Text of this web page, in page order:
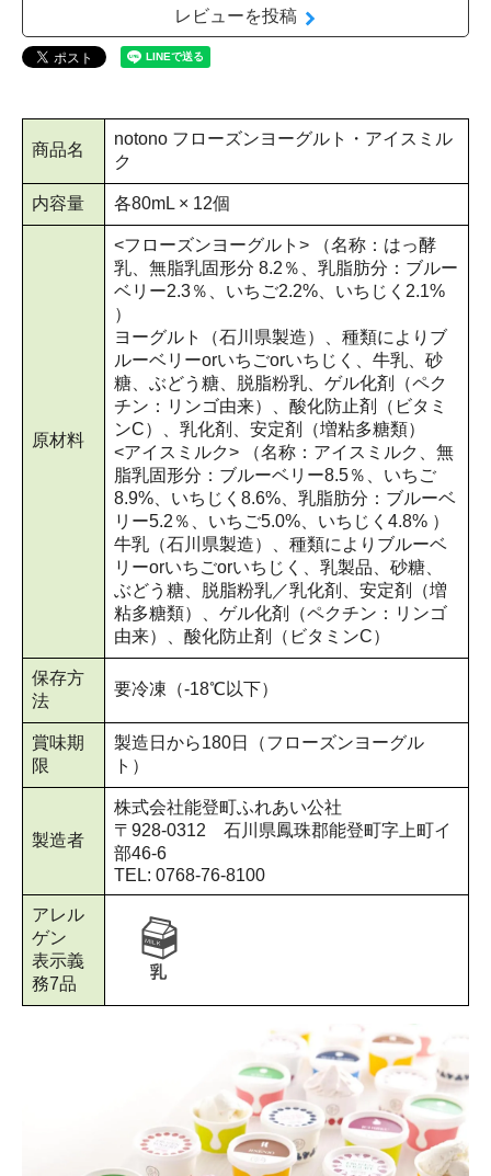
レビューを投稿
商品名
notono フローズンヨーグルト・アイスミル
ク
内容量 各80mL × 12個
原材料
<フローズンヨーグルト> （名称：はっ酵
乳、無脂乳固形分 8.2％、乳脂肪分：ブルー
ベリー2.3％、いちご2.2%、いちじく2.1%
）
ヨーグルト（石川県製造）、種類によりブ
ルーベリーorいちごorいちじく、牛乳、砂
糖、ぶどう糖、脱脂粉乳、ゲル化剤（ペク
チン：リンゴ由来）、酸化防止剤（ビタミ
ンC）、乳化剤、安定剤（増粘多糖類）
<アイスミルク> （名称：アイスミルク、無
脂乳固形分：ブルーベリー8.5％、いちご
8.9%、いちじく8.6%、乳脂肪分：ブルーベ
リー5.2％、いちご5.0%、いちじく4.8% ）
牛乳（石川県製造）、種類によりブルーベ
リーorいちごorいちじく、乳製品、砂糖、
ぶどう糖、脱脂粉乳／乳化剤、安定剤（増
粘多糖類）、ゲル化剤（ペクチン：リンゴ
由来）、酸化防止剤（ビタミンC）
保存方
法
要冷凍（-18℃以下）
賞味期
限
製造日から180日（フローズンヨーグル
ト）
製造者
株式会社能登町ふれあい公社
〒928-0312 石川県鳳珠郡能登町字上町イ
部46-6
TEL: 0768-76-8100
アレル
ゲン
表示義
務7品